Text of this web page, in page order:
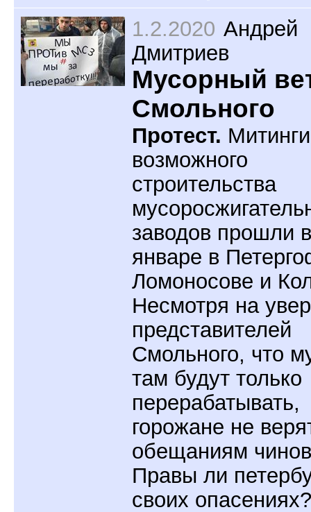
1.2.2020 Андрей
Дмитриев
Мусорный
Смольного
Протест.
возможного
строительства
заводов прошли в
январе в
Ломоносове и
Несмотря на
представителей
Смольного, что
там будут только
перерабатывать,
горожане не
обещаниям
Правы ли
своих опасениях?